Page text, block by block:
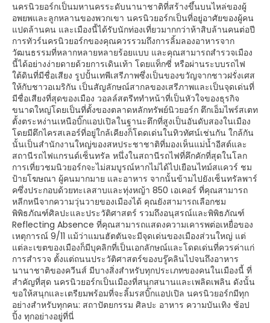
นครนิวยอร์กเป็นมหานครระดับนานาชาติที่สร้างขึ้นบนไหล่ของผู้
อพยพและลูกหลานของพวกเขา นครนิวยอร์กเป็นที่อยู่อาศัยของผู้คน
แปดล้านคน และเมืองนี้ได้รับนักท่องเที่ยวมากกว่าห้าสิบล้านคนต่อปี
การทัวร์นครนิวยอร์กของคุณควรรวมถึงการลิ้มลองอาหารจาก
วัฒนธรรมที่หลากหลายหลายร้อยแบบ และคุณสามารถสำรวจเมือง
นี้ได้อย่างง่ายดายด้วยการเดินเท้า โดยแท็กซี่ หรือผ่านระบบรถไฟ
ใต้ดินที่มีชื่อเสียง รูปปั้นเทพีเสรีภาพซึ่งเป็นของขวัญจากชาวฝรั่งเศส
ให้กับชาวอเมริกัน เป็นสัญลักษณ์สากลของเสรีภาพและเป็นจุดเด่นที่
มีชื่อเสียงที่สุดของเมือง วอลล์สตรีททำหน้าที่เป็นหัวใจของธุรกิจ
ขนาดใหญ่โดยเป็นที่ตั้งของตลาดหลักทรัพย์นิวยอร์ก ตึกเอ็มไพร์สเตท
ตั้งตระหง่านเหนือบิ๊กแอปเปิลในฐานะตึกที่สูงเป็นอันดับสองในเมือง
โดยมีตึกไครสเลอร์ที่อยู่ใกล้เคียงก็โดดเด่นในทิวทัศน์เช่นกัน ใกล้กัน
นั้นเป็นสำนักงานใหญ่ของสหประชาชาติที่มองเห็นแม่น้ำอีสต์และ
สถานีรถไฟแกรนด์เซ็นทรัล หนึ่งในสถานีรถไฟที่คึกคักที่สุดในโลก
การเที่ยวชมนิวยอร์กจะไม่สมบูรณ์หากไม่ได้ไปเยือนไทม์สแควร์ ชม
ป้ายโฆษณา ผู้คนมากมาย และอาหาร จากนั้นข้ามไปยังเซ็นทรัลพาร์
คซึ่งประกอบด้วยทะเลสาบและทุ่งหญ้า 850 เอเคอร์ ที่คุณสามารถ
หลีกหนีจากความวุ่นวายของเมืองได้ คุณยังสามารถเลือกชม
พิพิธภัณฑ์ศิลปะและประวัติศาสตร์ รวมถึงอนุสรณ์และพิพิธภัณฑ์
Reflecting Absence ที่คุณสามารถแสดงความเคารพต่อเหยื่อของ
เหตุการณ์ 9/11 แม้ว่าแมนฮัตตันจะมีจุดเด่นของเมืองส่วนใหญ่ แต่
แต่ละเขตของเมืองก็มีบุคลิกที่เป็นเอกลักษณ์และโดดเด่นที่ควรค่าแก่
การสำรวจ ตั้งแต่ถนนประวัติศาสตร์ของบรู๊คลินไปจนถึงอาหาร
นานาชาติของควีนส์ มีบางสิ่งสำหรับทุกประเภทของคนในเมืองนี้ ที่
สำคัญที่สุด นครนิวยอร์กเป็นเมืองที่สนุกสนานและเพลิดเพลิน ดังนั้น
ขอให้สนุกและเตรียมพร้อมที่จะลิ้มรสบิ๊กแอปเปิล นครนิวยอร์กมีทุก
อย่างสำหรับทุกคน: สถาปัตยกรรม ศิลปะ อาหาร ความบันเทิง ช้อป
ปิ้ง ทุกอย่างอยู่ที่นี่